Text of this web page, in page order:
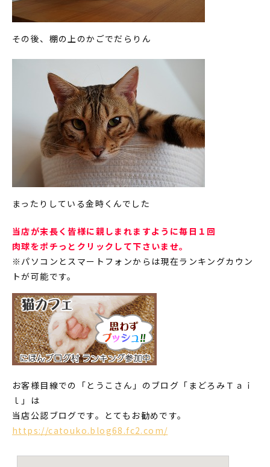
その後、棚の上のかごでだらりん
まったりしている金時くんでした
当店が末長く皆様に親しまれますように毎日１回
肉球をポチっとクリックして下さいませ。
※パソコンとスマートフォンからは現在ランキングカウン
トが可能です。
お客様目線での「とうこさん」のブログ「まどろみＴａｉ
ｌ」は
当店公認ブログです。とてもお勧めです。
https://catouko.blog68.fc2.com/